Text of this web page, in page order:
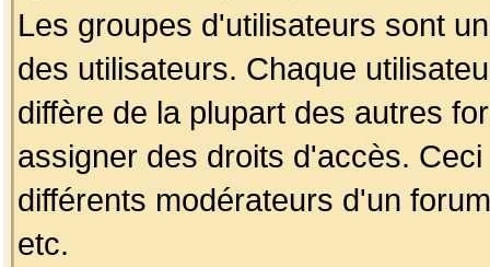
Les groupes d'utilisateurs sont
des utilisateurs. Chaque
diffère de la plupart des autres
assigner des droits d'accès.
différents modérateurs d'un
etc.